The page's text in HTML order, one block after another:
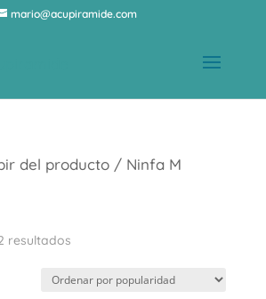
mario@acupiramide.com
del producto / Ninfa M
resultadosOrdenado